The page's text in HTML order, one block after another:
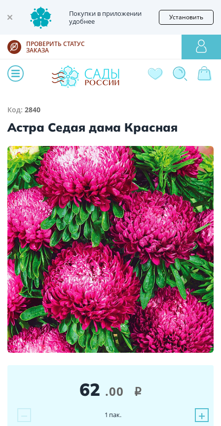
Покупки в приложении
удобнее
Установить
ПРОВЕРИТЬ СТАТУС
ЗАКАЗА
Код: 2840
Астра Седая дама Красная
62 .00 i
− +
1 пак.